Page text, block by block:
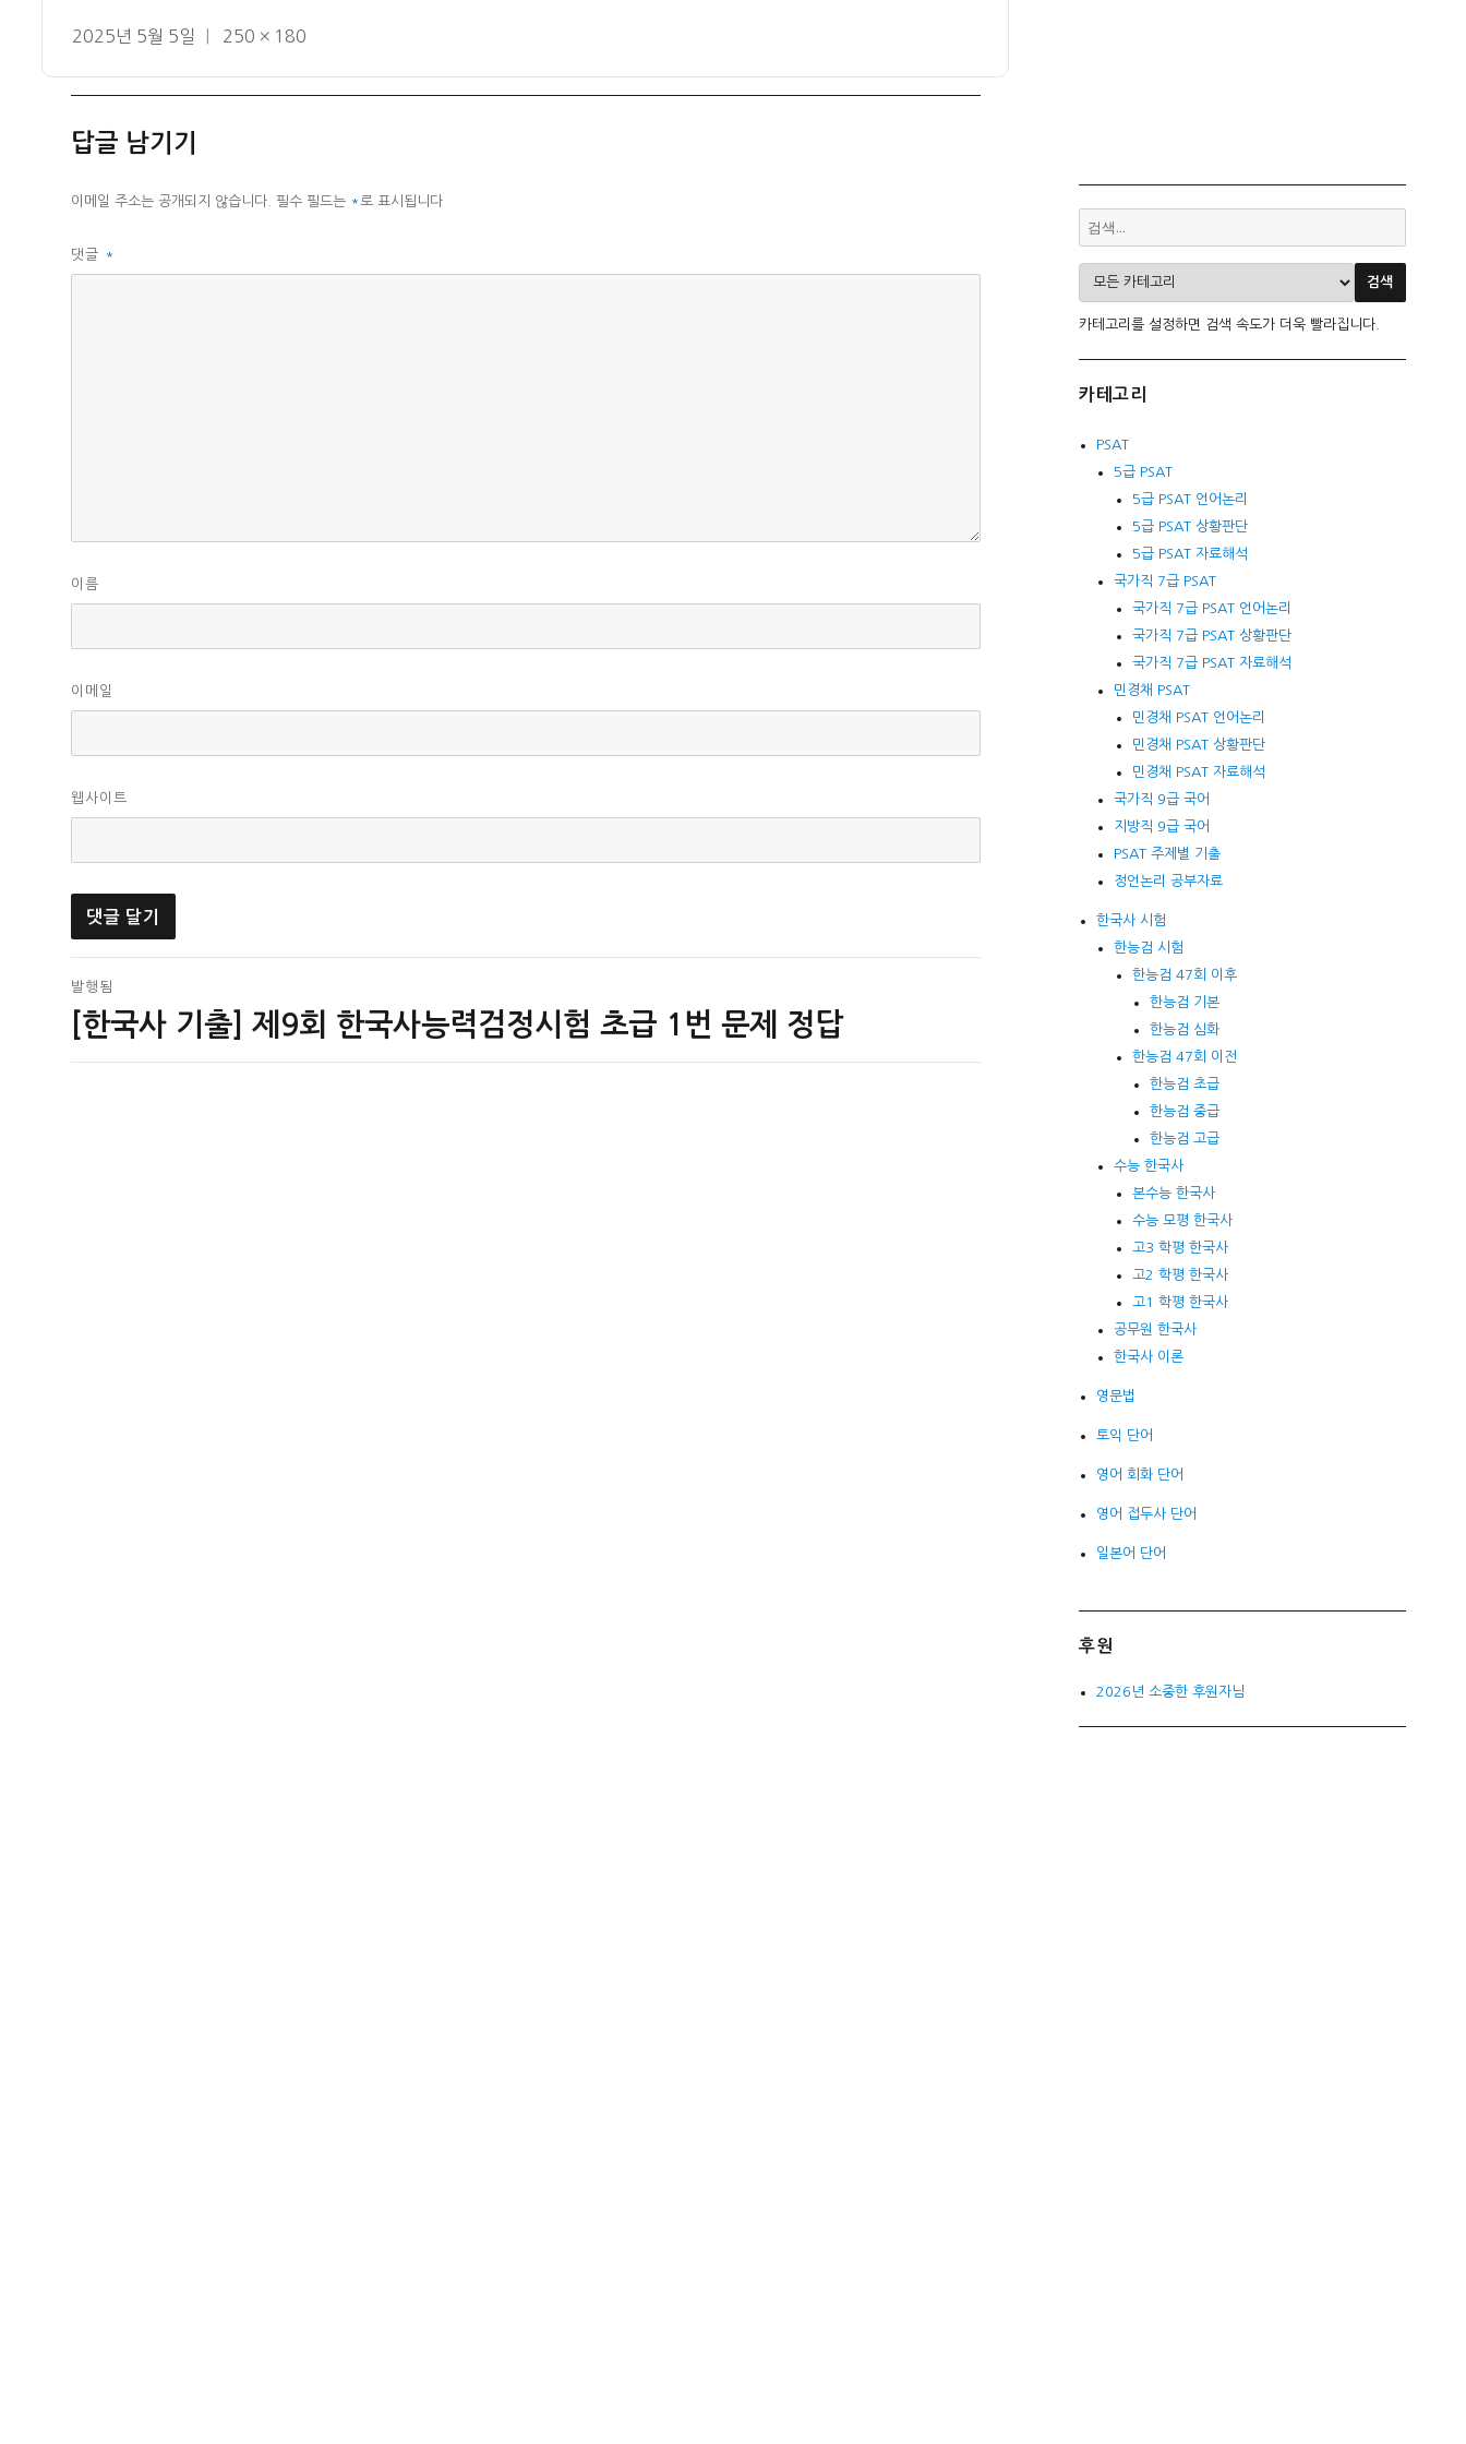
작
2025년 5월 5일
전
250 × 180
답글 남기기
이메일 주소는 공개되지 않습니다. 필수 필드는 *로 표시됩니다
댓글 *
이름
이메일
웹사이트
글
탐
색
발행됨
[한국사 기출] 제9회 한국사능력검정시험 초급 1번 문제 정답
카테고리를 설정하면 검색 속도가 더욱 빨라집니다.
카테고리
PSAT
5급 PSAT
5급 PSAT 언어논리
5급 PSAT 상황판단
5급 PSAT 자료해석
국가직 7급 PSAT
국가직 7급 PSAT 언어논리
국가직 7급 PSAT 상황판단
국가직 7급 PSAT 자료해석
민경채 PSAT
민경채 PSAT 언어논리
민경채 PSAT 상황판단
민경채 PSAT 자료해석
국가직 9급 국어
지방직 9급 국어
PSAT 주제별 기출
정언논리 공부자료
한국사 시험
한능검 시험
한능검 47회 이후
한능검 기본
한능검 심화
한능검 47회 이전
한능검 초급
한능검 중급
한능검 고급
수능 한국사
본수능 한국사
수능 모평 한국사
고3 학평 한국사
고2 학평 한국사
고1 학평 한국사
공무원 한국사
한국사 이론
영문법
토익 단어
영어 회화 단어
영어 접두사 단어
일본어 단어
후원
2026년 소중한 후원자님